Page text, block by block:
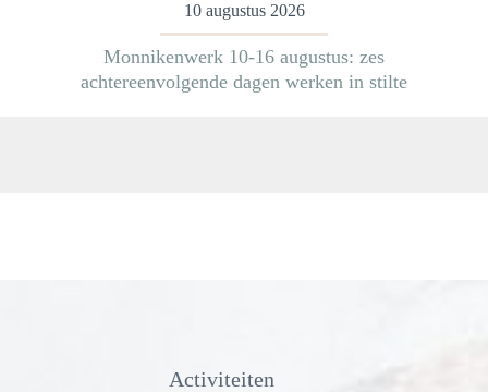
10 augustus 2026
Monnikenwerk 10-16 augustus: zes
achtereenvolgende dagen werken in stilte
Activiteiten